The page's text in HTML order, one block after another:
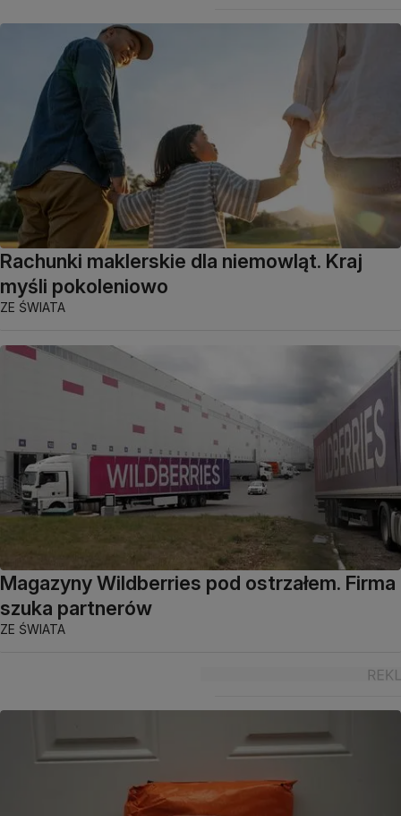
Rachunki maklerskie dla niemowląt. Kraj
myśli pokoleniowo
ZE ŚWIATA
Magazyny Wildberries pod ostrzałem. Firma
szuka partnerów
ZE ŚWIATA